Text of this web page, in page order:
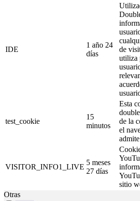
IDE
1 año 24
días
de
utiliza
test_cookie
15
minutos
Esta
de la
el
VISITOR_INFO1_LIVE
5 meses
27 días
sitio
Otras